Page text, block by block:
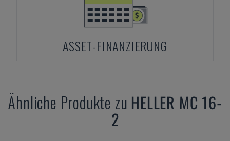
ASSET-FINANZIERUNG
Ähnliche Produkte zu HELLER MC 16-
2